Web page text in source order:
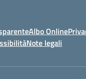
Albo Online
Note legali